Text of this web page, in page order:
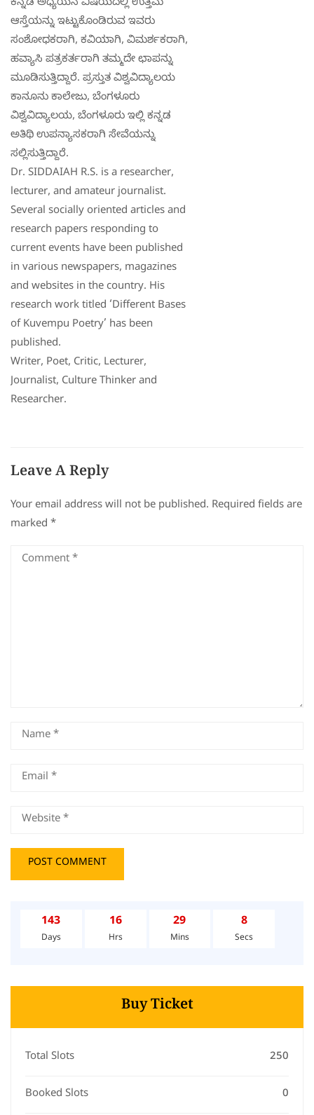
ಕನ್ನಡ ಅಧ್ಯಯನ ವಿಷಯದಲ್ಲಿ ಉತ್ತಮ
ಆಸ್ತೆಯನ್ನು ಇಟ್ಟುಕೊಂಡಿರುವ ಇವರು
ಸಂಶೋಧಕರಾಗಿ, ಕವಿಯಾಗಿ, ವಿಮರ್ಶಕರಾಗಿ,
ಹವ್ಯಾಸಿ ಪತ್ರಕರ್ತರಾಗಿ ತಮ್ಮದೇ ಛಾಪನ್ನು
ಮೂಡಿಸುತ್ತಿದ್ದಾರೆ. ಪ್ರಸ್ತುತ ವಿಶ್ವವಿದ್ಯಾಲಯ
ಕಾನೂನು ಕಾಲೇಜು, ಬೆಂಗಳೂರು
ವಿಶ್ವವಿದ್ಯಾಲಯ, ಬೆಂಗಳೂರು ಇಲ್ಲಿ ಕನ್ನಡ
ಅತಿಥಿ ಉಪನ್ಯಾಸಕರಾಗಿ ಸೇವೆಯನ್ನು
ಸಲ್ಲಿಸುತ್ತಿದ್ದಾರೆ.
Dr. SIDDAIAH R.S. is a researcher,
lecturer, and amateur journalist.
Several socially oriented articles and
research papers responding to
current events have been published
in various newspapers, magazines
and websites in the country. His
research work titled ‘Different Bases
of Kuvempu Poetry’ has been
published.
Writer, Poet, Critic, Lecturer,
Journalist, Culture Thinker and
Researcher.
Leave A Reply
Your email address will not be published. Required fields are
marked *
143
Days
16
Hrs
29
Mins
8
Secs
Buy Ticket
Total Slots 250
Booked Slots 0